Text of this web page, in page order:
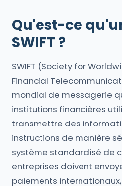
Qu'est-ce
SWIFT ?
SWIFT (Society for
Financial
mondial de messagerie
institutions financières
transmettre des
instructions de manière
système standardisé de
entreprises doivent
paiements internationaux,